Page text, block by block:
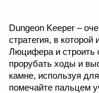
Dungeon Keeper –
стратегия, в
Люцифера и строить
прорубать ходы и
камне, используя
помечайте пальцем